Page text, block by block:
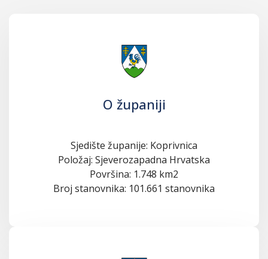
O županiji
Sjedište županije: Koprivnica
Položaj: Sjeverozapadna Hrvatska
Površina: 1.748 km2
Broj stanovnika: 101.661 stanovnika